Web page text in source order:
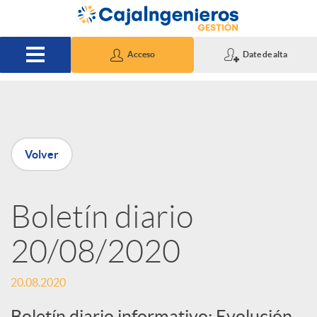
Saltar al contenido principal
Acceso Date de alta
P
u
b
l
Volver
Boletín diario
20/08/2020
20.08.2020